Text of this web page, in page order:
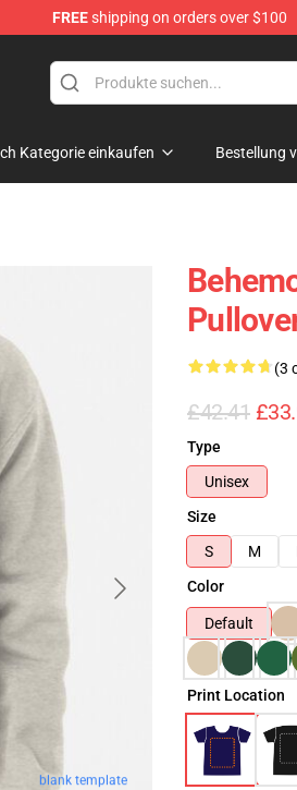
FREEshipping on orders over $100
Kategorie einkaufen Bestellung
blank template
(3
£42.41
Type
Unisex
Size
S
M
Color
Default
Print Location